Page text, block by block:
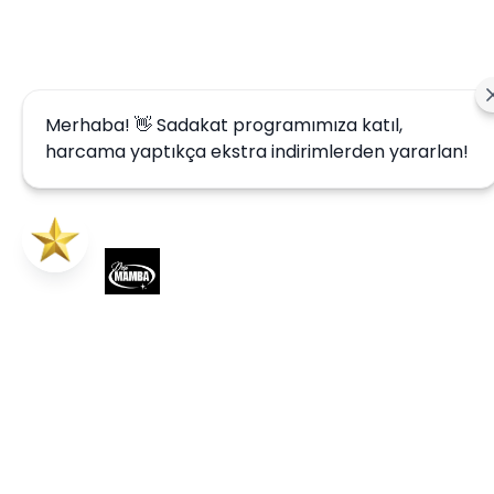
Merhaba! 👋 Sadakat programımıza katıl,
harcama yaptıkça ekstra indirimlerden yararlan!